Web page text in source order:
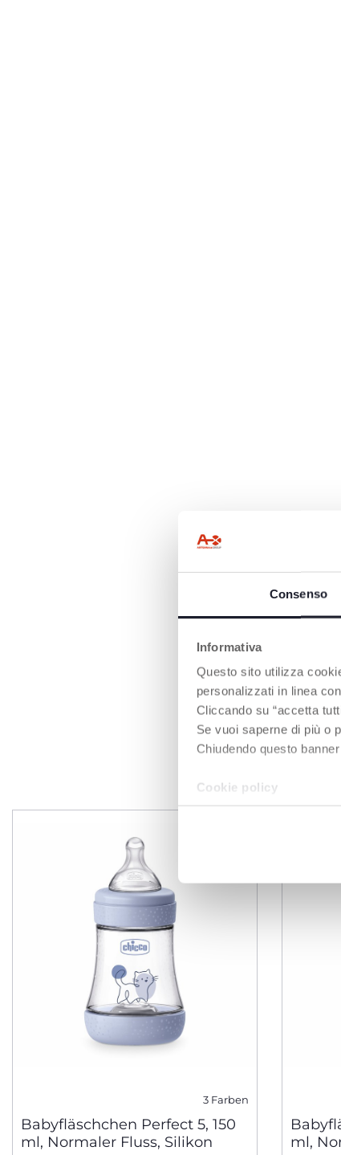
Consenso
Informativa
Questo sito utilizza
personalizzati in linea
Cliccando su “accetta
Se vuoi saperne di più o
Chiudendo questo
Cookie policy
3 Farben
Babyfläschchen Perfect 5, 150
ml, Normaler Fluss, Silikon
ml,